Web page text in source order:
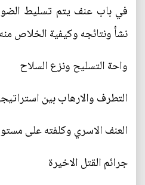
في باب عنف يتم تسليط
نشأ ونتائجه وكيفية الخلاص
واحة التسليح ونزع السلاح
التطرف والارهاب بين
العنف الاسري وكلفته على
جرائم القتل الاخيرة